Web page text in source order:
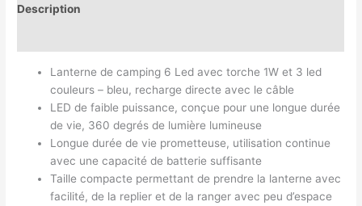
Description
Lanterne de camping 6 Led avec torche 1W et 3 led
couleurs – bleu, recharge directe avec le câble
LED de faible puissance, conçue pour une longue durée
de vie, 360 degrés de lumière lumineuse
Longue durée de vie prometteuse, utilisation continue
avec une capacité de batterie suffisante
Taille compacte permettant de prendre la lanterne avec
facilité, de la replier et de la ranger avec peu d’espace